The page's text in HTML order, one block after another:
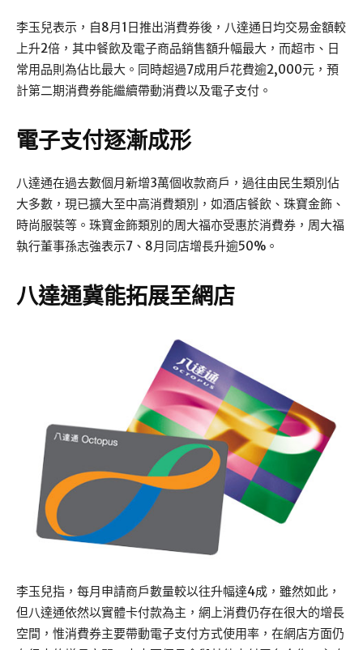
李玉兒表示，自8月1日推出消費券後，八達通日均交易金額較
上升2倍，其中餐飲及電子商品銷售額升幅最大，而超市、日
常用品則為佔比最大。同時超過7成用戶花費逾2,000元，預
計第二期消費券能繼續帶動消費以及電子支付。
電子支付逐漸成形
八達通在過去數個月新增3萬個收款商戶，過往由民生類別佔
大多數，現已擴大至中高消費類別，如酒店餐飲、珠寶金飾、
時尚服裝等。珠寶金飾類別的周大福亦受惠於消費券，周大福
執行董事孫志強表示7、8月同店增長升逾50%。
八達通冀能拓展至網店
李玉兒指，每月申請商戶數量較以往升幅達4成，雖然如此，
但八達通依然以實體卡付款為主，網上消費仍存在很大的增長
空間，惟消費券主要帶動電子支付方式使用率，在網店方面仍